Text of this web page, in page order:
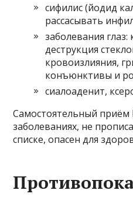
сифилис (йодид
рассасывать
заболевания глаз:
деструкция
кровоизлияния,
конъюнктивы и
сиалоаденит,
Самостоятельный
заболеваниях, не
списке, опасен для